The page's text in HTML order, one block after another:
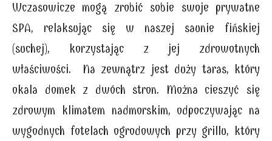
Wczasowicze mogą zrobić sobie swoje prywatne
SPA, relaksując się w naszej saunie fińskiej
(suchej), korzystając z jej zdrowotnych
właściwości. Na zewnątrz jest duży taras, który
okala domek z dwóch stron. Można cieszyć się
zdrowym klimatem nadmorskim, odpoczywając na
wygodnych fotelach ogrodowych przy grillu, który